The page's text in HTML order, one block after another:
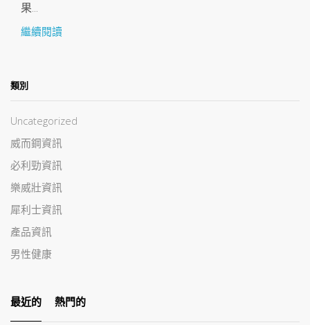
果...
繼續閱讀
類別
Uncategorized
威而鋼資訊
必利勁資訊
樂威壯資訊
犀利士資訊
產品資訊
男性健康
最近的 熱門的